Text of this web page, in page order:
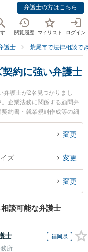
弁護士の方はこちら
閲覧履歴 マイリスト ログイン
護士 荒尾市で法律相談で
約に強い弁護士
弁護士が2名見つかりまし
企業法務に関係する顧問弁
約書・就業規則作成等の細
護士法人ひのくに 荒尾事務
務所の笠 賢太朗弁護士のプ
決の実績豊富な近くの弁護士
イズ契約を法律相談できる荒
の相談者さんにおすすめで
変更
ズ 変更
変更
談可能な弁護士
士 福岡県
所